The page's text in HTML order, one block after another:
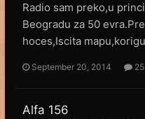
Radio sam preko,u
Beogradu za 50
hoces,Iscita
September 20, 2014
Alfa 156